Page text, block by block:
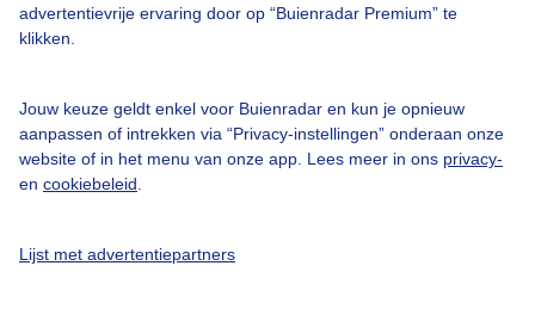
advertentievrije ervaring door op “Buienradar Premium” te
klikken.
Jouw keuze geldt enkel voor Buienradar en kun je opnieuw
aanpassen of intrekken via “Privacy-instellingen” onderaan onze
website of in het menu van onze app. Lees meer in ons privacy-
en cookiebeleid
Lijst met advertentiepartners
Gebruikersvoorwaarden
Privacy beleid
Gratis weerdata